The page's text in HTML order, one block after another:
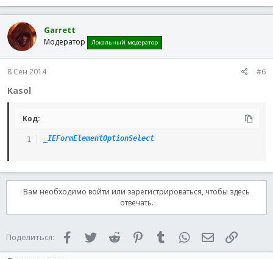
Garrett
Модератор Локальный модератор
8 Сен 2014 #6
Kasol
Код:
_IEFormElementOptionSelect
Вам необходимо войти или зарегистрироваться, чтобы здесь
отвечать.
Поделиться: FacebookTwitter Reddit PinterestTumblr WhatsAppЭлектронная